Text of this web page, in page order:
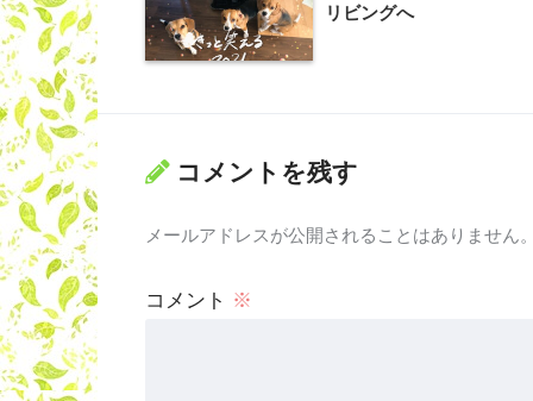
リビングへ
コメントを残す
メールアドレスが公開されることはありません
コメント ※